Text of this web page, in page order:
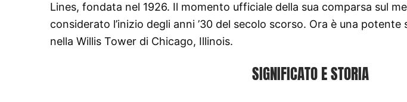
Lines, fondata nel 1926. Il momento ufficiale della sua comparsa sul
considerato l’inizio degli anni ’30 del secolo scorso. Ora è una
nella Willis Tower di Chicago, Illinois.
SIGNIFICATO E STORIA